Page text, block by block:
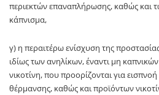
περιεκτών επαναπλήρωσης, καθώς και
κάπνισμα,
γ) η περαιτέρω ενίσχυση της
ιδίως των ανηλίκων, έναντι μη
νικοτίνη, που προορίζονται για
θέρμανσης, καθώς και προϊόντων